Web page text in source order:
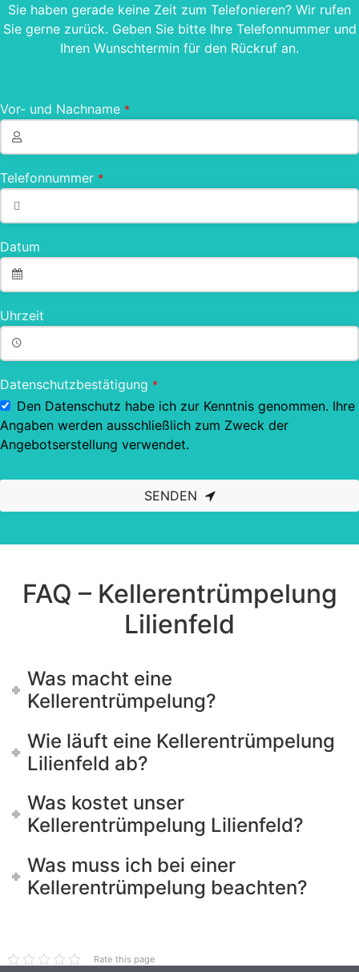
Sie haben gerade keine Zeit zum Telefonieren? Wir rufen
Sie gerne zurück. Geben Sie bitte Ihre Telefonnummer und
Ihren Wunschtermin für den Rückruf an.
Vor- und Nachname *
Telefonnummer *
Datum
Uhrzeit
Datenschutzbestätigung *
Den Datenschutz habe ich zur Kenntnis genommen. Ihre
Angaben werden ausschließlich zum Zweck der
Angebotserstellung verwendet.
SENDEN
should
FAQ – Kellerentrümpelung
Lilienfeld
Was macht eine
Kellerentrümpelung?
Wie läuft eine Kellerentrümpelung
Lilienfeld ab?
Was kostet unser
Kellerentrümpelung Lilienfeld?
Was muss ich bei einer
Kellerentrümpelung beachten?
Rate this page